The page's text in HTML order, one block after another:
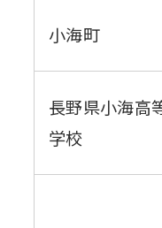
小海町
長野県小海高
学校